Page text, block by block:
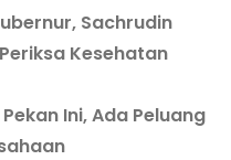
Sachrudin
Kesehatan
Ini, Ada Peluang